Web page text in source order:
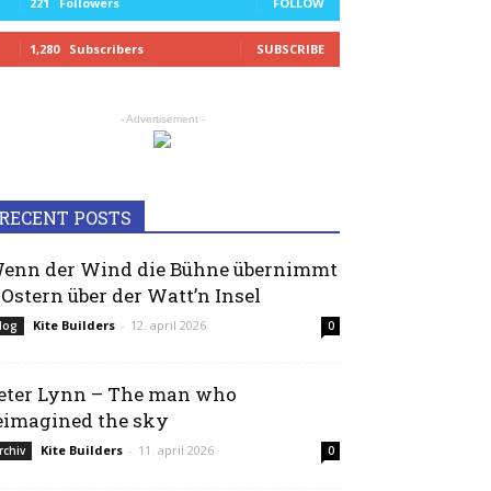
1,280 Subscribers SUBSCRIBE
- Advertisement -
RECENT POSTS
der Wind die Bühne übernimmt
über der Watt’n Insel
Kite Builders - 12. april 2026 0
Lynn – The man who
the sky
Kite Builders - 11. april 2026 0